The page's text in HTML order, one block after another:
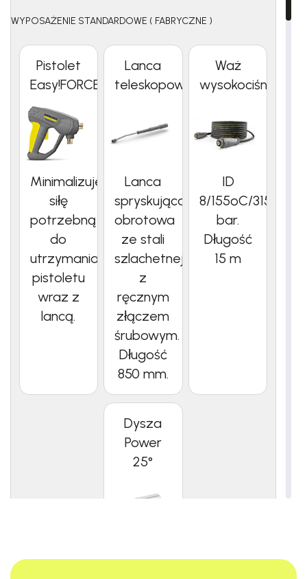
WYPOSAŻENIE STANDARDOWE ( FABRYCZNE )
Pistolet
Easy!FORCE
Minimalizuje
siłę
potrzebną
do
utrzymania
pistoletu
wraz z
lancą.
Lanca
teleskopowa
Lanca
spryskująca
obrotowa
ze stali
szlachetnej
z
ręcznym
złączem
śrubowym.
Długość
850 mm.
Waż
ID
8/155ºC/315
bar.
Długość
15 m
Dysza
Power
25°
Dysza o